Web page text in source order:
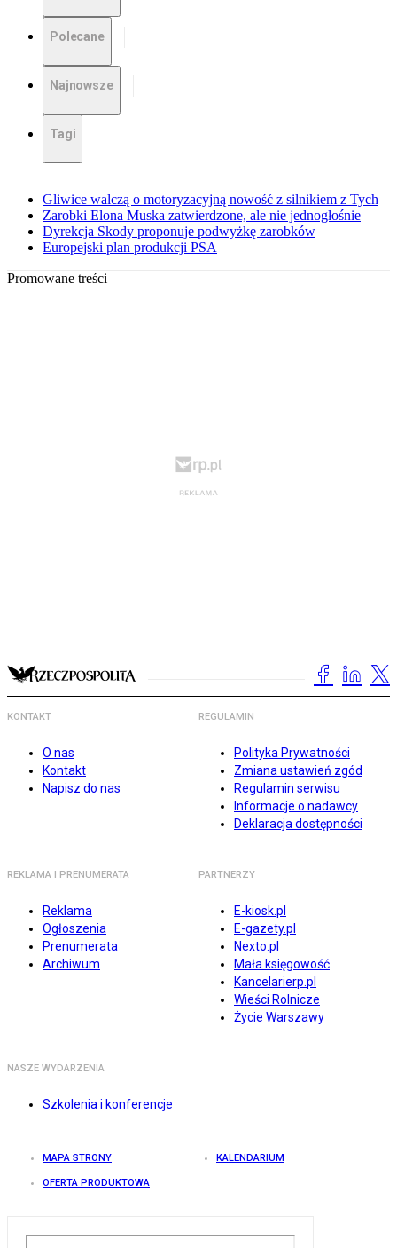
Polecane
Najnowsze
Tagi
Gliwice walczą o motoryzacyjną nowość z silnikiem z Tych
Zarobki Elona Muska zatwierdzone, ale nie jednogłośnie
Dyrekcja Skody proponuje podwyżkę zarobków
Europejski plan produkcji PSA
Promowane treści
KONTAKT
O nas
Kontakt
Napisz do nas
REGULAMIN
Polityka Prywatności
Zmiana ustawień zgód
Regulamin serwisu
Informacje o nadawcy
Deklaracja dostępności
REKLAMA I PRENUMERATA
Reklama
Ogłoszenia
Prenumerata
Archiwum
PARTNERZY
E-kiosk.pl
E-gazety.pl
Nexto.pl
Mała księgowość
Kancelarierp.pl
Wieści Rolnicze
Życie Warszawy
NASZE WYDARZENIA
Szkolenia i konferencje
MAPA STRONY KALENDARIUM
OFERTA PRODUKTOWA